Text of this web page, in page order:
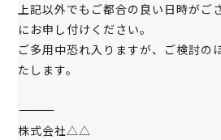
上記以外でもご都合の良い日時がご
にお申し付けください。
ご多用中恐れ入りますが、ご検討の
たします。
――――――――――――――――
株式会社△△